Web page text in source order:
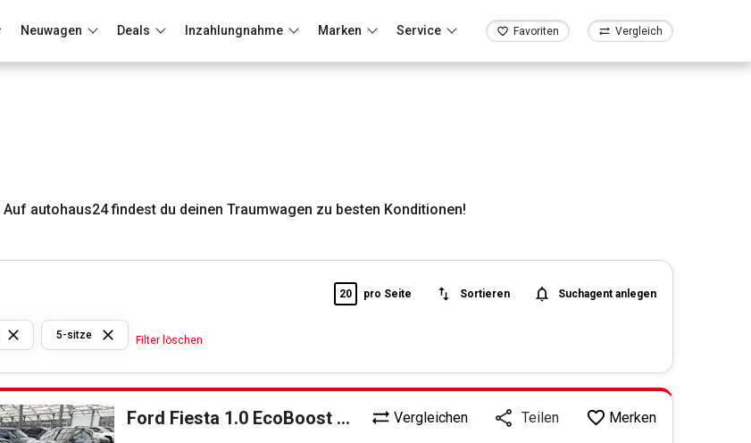
Neuwagen Deals Inzahlungnahme Marken Service Favoriten Vergleich
autohaus24 findest du deinen Traumwagen zu besten Konditionen!
5-
20 pro Seite Sortieren Suchagent anlegen
5-sitze Filter löschen
Ford Fiesta 1.0 EcoBoost Hybrid Titanium X (EURO 6d) Vergleichen Teilen Merken